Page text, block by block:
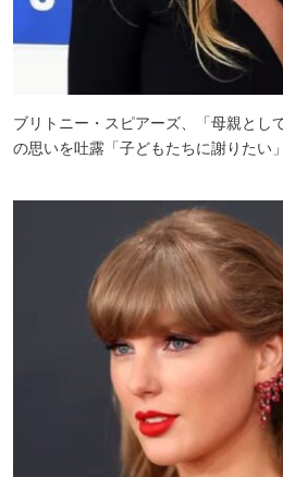
ブリトニー・スピアーズ、「母親と
の思いを吐露「子どもたちに謝りたい」